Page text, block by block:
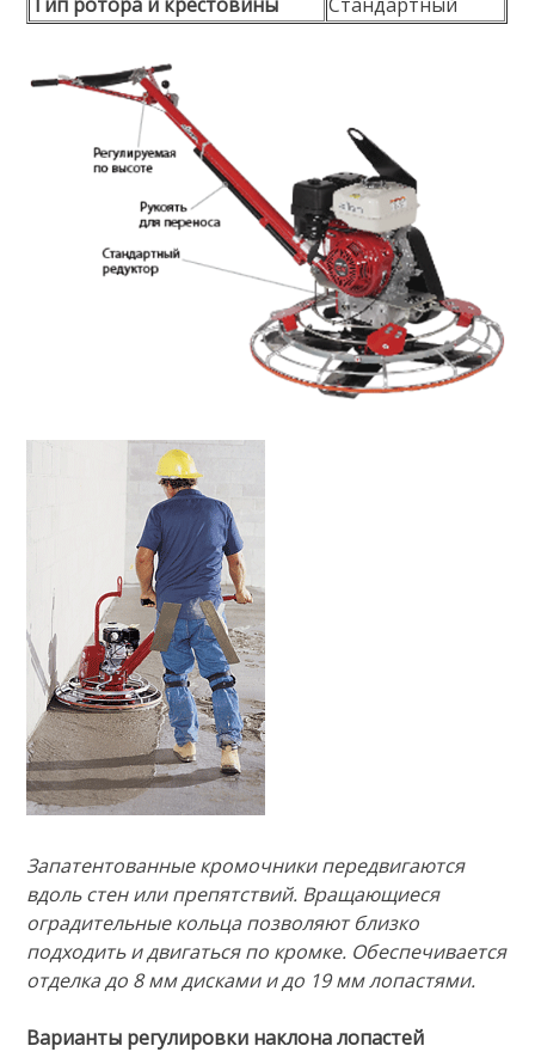
Запатентованные кромочники передвигаются
вдоль стен или препятствий. Вращающиеся
оградительные кольца позволяют близко
подходить и двигаться по кромке. Обеспечивается
отделка до 8 мм дисками и до 19 мм лопастями.
Варианты регулировки наклона лопастей